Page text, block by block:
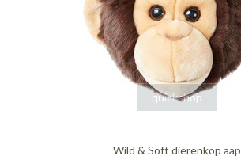
quickshop
Wild & Soft dierenkop aap